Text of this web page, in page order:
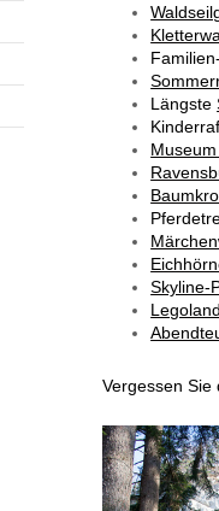
Längste
Skyline-
Vergessen Sie